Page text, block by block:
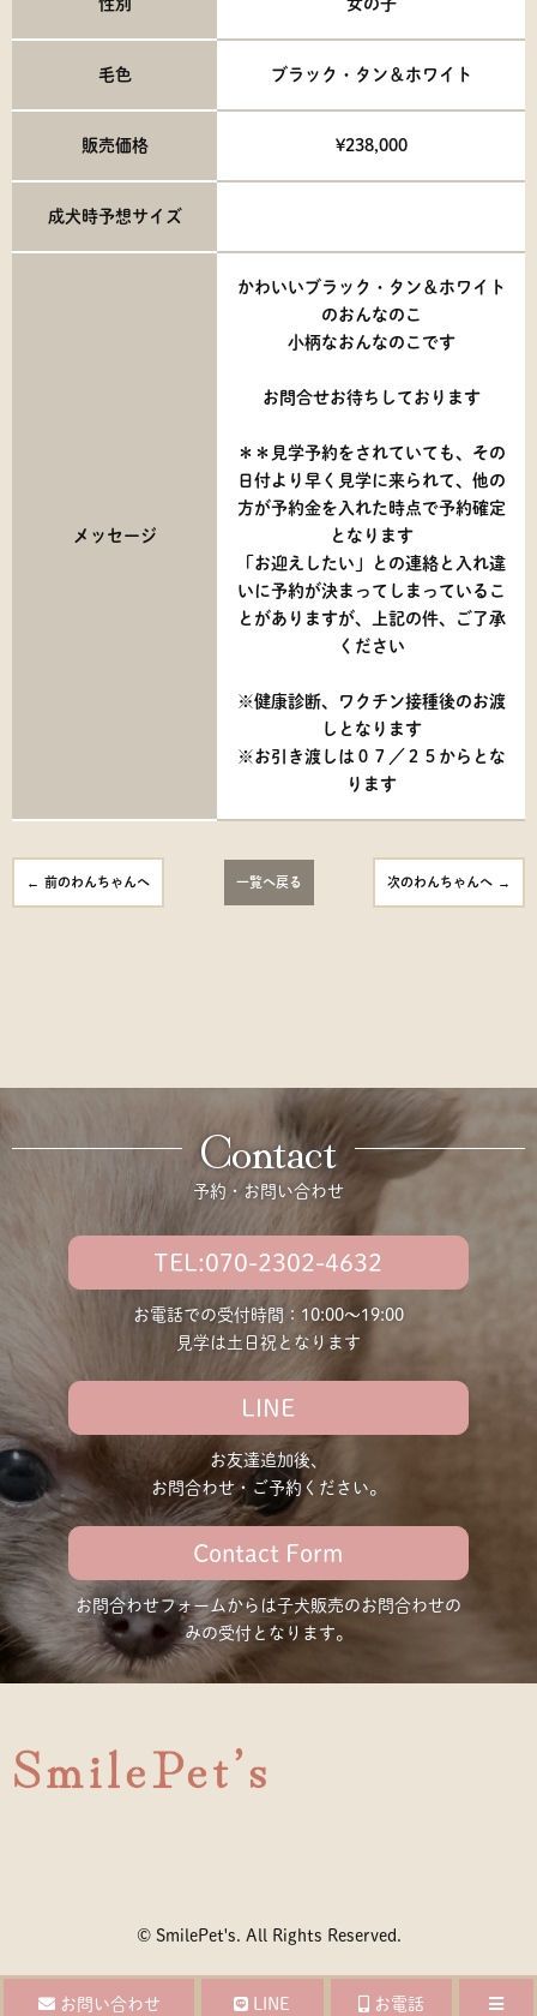
性別 女の子
毛色 ブラック・タン＆ホワイト
販売価格 ¥238,000
成犬時予想サイズ
メッセージ
かわいいブラック・タン＆ホワイト
のおんなのこ
小柄なおんなのこです
お問合せお待ちしております
＊＊見学予約をされていても、その
日付より早く見学に来られて、他の
方が予約金を入れた時点で予約確定
となります
「お迎えしたい」との連絡と入れ違
いに予約が決まってしまっているこ
とがありますが、上記の件、ご了承
ください
※健康診断、ワクチン接種後のお渡
しとなります
※お引き渡しは０７／２５からとな
ります
前のわんちゃんへ 一覧へ戻る 次のわんちゃんへ
Contact
予約・お問い合わせ
TEL:070-2302-4632
お電話での受付時間：10:00〜19:00
見学は土日祝となります
LINE
お友達追加後、
お問合わせ・ご予約ください。
Contact Form
お問合わせフォームからは子犬販売のお問合わせの
みの受付となります。
© SmilePet's. All Rights Reserved.
お問い合わせ LINE お電話